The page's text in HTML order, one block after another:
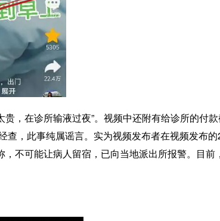
，在诊所输液过夜”。视频中还附有给诊所的付
查，此事纯属谣言。实为视频发布者在视频发布
不可能让病人留宿，已向当地派出所报警。目前